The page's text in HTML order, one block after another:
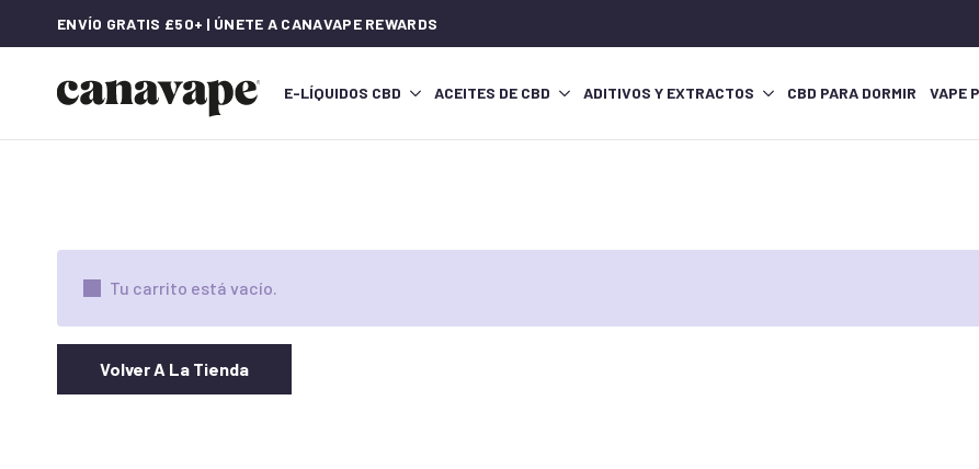
ENVÍO GRATIS £50+ | ÚNETE A CANAVAPE REWARDS
E-LÍQUIDOS CBD ACEITES DE CBD ADITIVOS Y EXTRACTOS CBD PARA DORMIR VAPE
Tu carrito está vacío.
Volver A La Tienda